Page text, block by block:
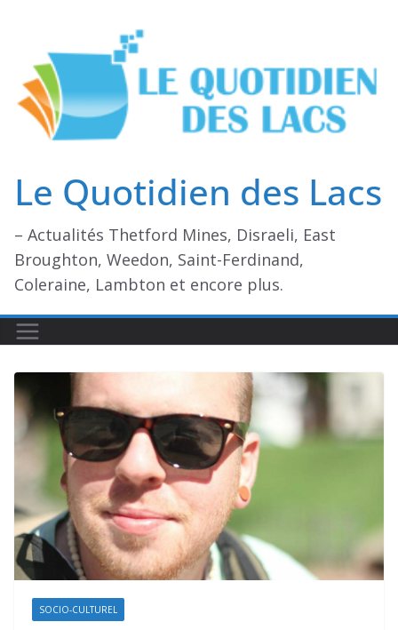
contenu
Le Quotidien des Lacs
– Actualités Thetford Mines, Disraeli, East
Broughton, Weedon, Saint-Ferdinand,
Coleraine, Lambton et encore plus.
SOCIO-CULTUREL